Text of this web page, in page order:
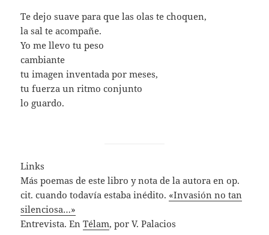
Te dejo suave para que las olas te choquen,
la sal te acompañe.
Yo me llevo tu peso
cambiante
tu imagen inventada por meses,
tu fuerza un ritmo conjunto
lo guardo.
Links
Más poemas de este libro y nota de la autora en op.
cit. cuando todavía estaba inédito. «Invasión no tan
silenciosa…»
Entrevista. EnTélam, por V. Palacios